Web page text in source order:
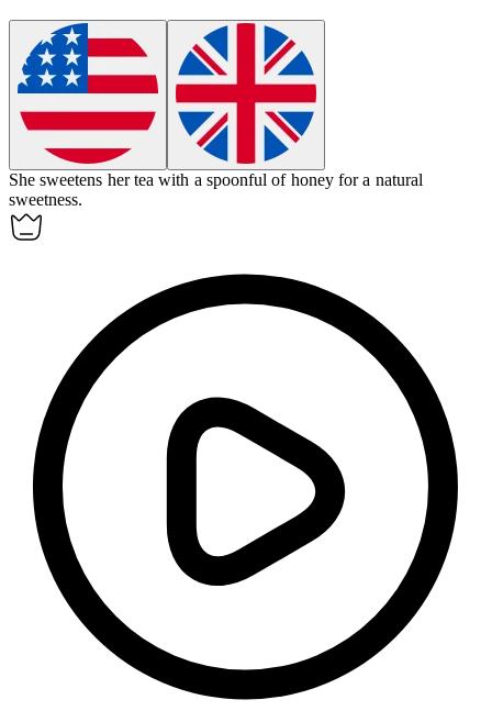
Shesweetens her tea with a spoonful of honey for a natural
sweetness.